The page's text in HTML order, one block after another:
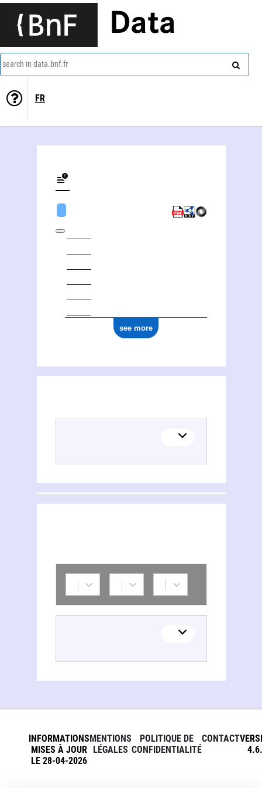
Data
search in data.bnf.fr
FR
see more
INFORMATIONS
MISES À JOUR
LE 28-04-2026
MENTIONS
LÉGALES
POLITIQUE DE
CONFIDENTIALITÉ
CONTACT